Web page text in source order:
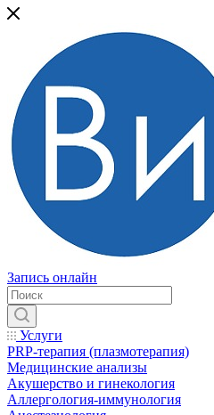
Запись онлайн
Услуги
PRP-терапия (плазмотерапия)
Медицинские анализы
Акушерство и гинекология
Аллергология-иммунология